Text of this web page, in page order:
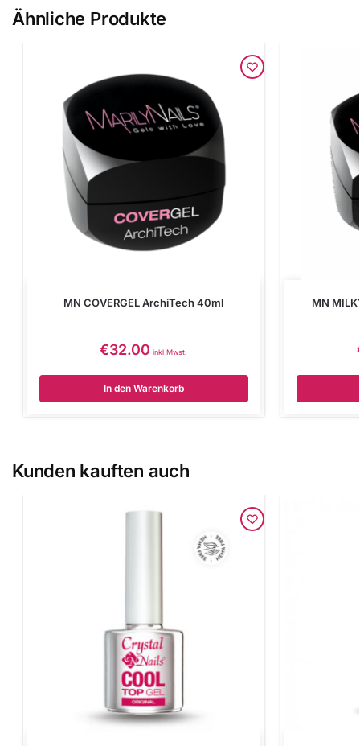
Ähnliche Produkte
MN COVERGEL ArchiTech 40ml
€32.00 inkl Mwst.
In den Warenkorb
MN
Kunden kauften auch